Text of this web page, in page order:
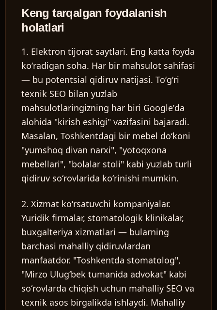
Keng tarqalgan foydalanish
holatlari
1. Elektron tijorat saytlari. Eng katta foyda
koʻradigan soha. Har bir mahsulot sahifasi
— bu potentsial qidiruv natijasi. Toʻgʻri
texnik SEO bilan yuzlab
mahsulotlaringizning har biri Googleʼda
alohida "kirish eshigi" vazifasini bajaradi.
Masalan, Toshkentdagi bir mebel doʻkoni
"yumshoq divan narxi", "yotoqxona
mebellari", "bolalar stoli" kabi yuzlab turli
qidiruv soʻrovlarida koʻrinishi mumkin.
2. Xizmat koʻrsatuvchi kompaniyalar.
Yuridik firmalar, stomatologik klinikalar,
buxgalteriya xizmatlari — bularning
barchasi mahalliy qidiruvlardan
manfaatdor. "Toshkentda stomatolog",
"Mirzo Ulugʻbek tumanida advokat" kabi
soʻrovlarda chiqish uchun mahalliy SEO va
texnik asos birgalikda ishlaydi. Mahalliy